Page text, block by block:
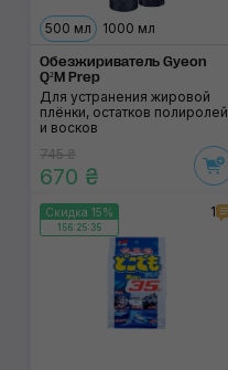
500 мл 1000 мл
Обезжириватель Gyeon
Q²M Prep
Для устранения жировой
плёнки, остатков полиролей
и восков
745 ₴
670 ₴
Скидка 15%
156:25:35
1